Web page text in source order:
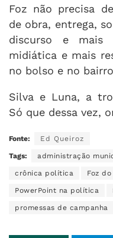
Foz não precisa
de obra, entrega,
discurso e mais
midiática e mais
no bolso e no
Silva e Luna, a
Só que dessa vez,
Fonte: Ed Queiroz
Tags: administração
crônica política Foz
PowerPoint na política
promessas de campanha